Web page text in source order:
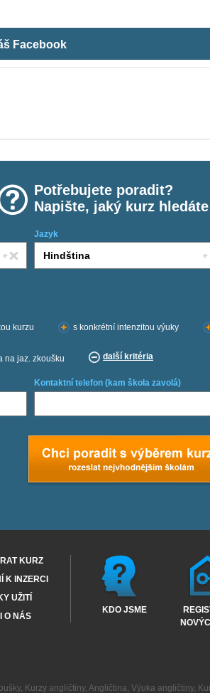
Facebook
Potřebujete poradit?
Napište, jaký kurz
Jazyk
kurzu s konkrétní intenzitou výuky
na jaz. zkoušku další kritéria
Kontaktní telefon (kam škola zavolá)
KURZ
K INZERCI
UŽITÍ
O NÁS
KDO JSME
, Kurzy angličtiny, Angličtina, Výuka angličtiny,